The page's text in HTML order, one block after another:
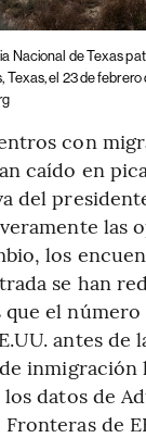
Nacional de Texas
Texas, el 23 de
con
caído en
del
las
los
se han
el número
antes de
inmigración
datos de
de